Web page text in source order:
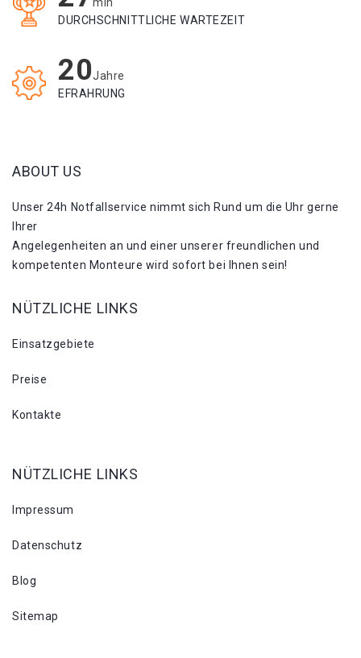
DURCHSCHNITTLICHE WARTEZEIT
20Jahre
EFRAHRUNG
ABOUT US
Unser 24h Notfallservice nimmt sich Rund um die Uhr gerne
Ihrer
Angelegenheiten an und einer unserer freundlichen und
kompetenten Monteure wird sofort bei Ihnen sein!
NÜTZLICHE LINKS
Einsatzgebiete
Preise
Kontakte
NÜTZLICHE LINKS
Impressum
Datenschutz
Blog
Sitemap